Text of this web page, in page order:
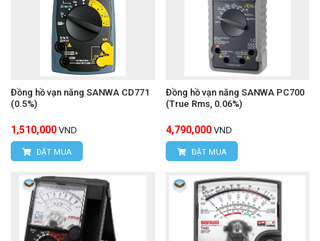
Đồng hồ vạn năng SANWA CD771
(0.5%)
1,510,000 VND
ĐẶT MUA
Đồng hồ vạn năng SANWA PC700
(True Rms, 0.06%)
4,790,000 VND
ĐẶT MUA